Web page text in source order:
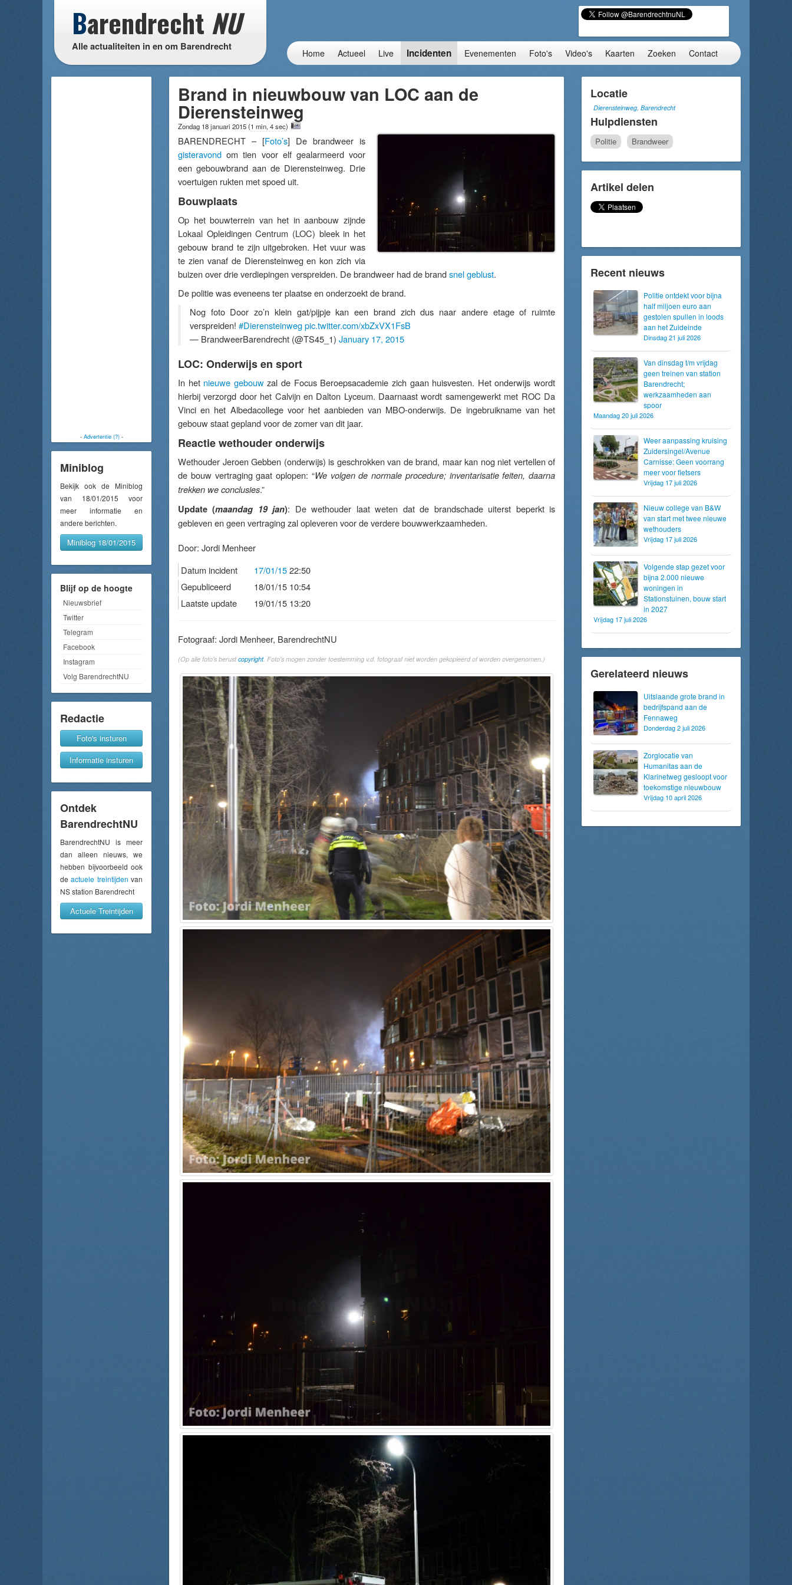
Barendrecht NU
Alle actualiteiten in en om Barendrecht
Home Actueel Live Incidenten Evenementen Foto's Video's Kaarten Zoeken Contact
- Advertentie (?)-
Miniblog
Bekijk ook de Miniblog
van 18/01/2015 voor
meer informatie en
andere berichten.
Miniblog 18/01/2015
Blijf op de hoogte
Nieuwsbrief
Twitter
Telegram
Facebook
Instagram
Volg BarendrechtNU
Redactie
Foto's insturen
Informatie insturen
Ontdek
BarendrechtNU
BarendrechtNU is meer
dan alleen nieuws, we
hebben bijvoorbeeld ook
deactuele treintijden van
NS station Barendrecht
Actuele Treintijden
Brand in nieuwbouw van LOC aan de
Dierensteinweg
Zondag 18 januari 2015(1 min, 4 sec)
BARENDRECHT – [Foto’s] De brandweer is
gisteravond om tien voor elf gealarmeerd voor
een gebouwbrand aan de Dierensteinweg. Drie
voertuigen rukten met spoed uit.
Bouwplaats
Op het bouwterrein van het in aanbouw zijnde
Lokaal Opleidingen Centrum (LOC) bleek in het
gebouw brand te zijn uitgebroken. Het vuur was
te zien vanaf de Dierensteinweg en kon zich via
buizen over drie verdiepingen verspreiden. De brandweer had de brandsnel geblust.
De politie was eveneens ter plaatse en onderzoekt de brand.
Nog foto Door zo’n klein gat/pijpje kan een brand zich dus naar andere etage of ruimte
verspreiden! #Dierensteinwegpic.twitter.com/xbZxVX1FsB
— BrandweerBarendrecht (@TS45_1) January 17, 2015
LOC: Onderwijs en sport
In het nieuwe gebouwzal de Focus Beroepsacademie zich gaan huisvesten. Het onderwijs wordt
hierbij verzorgd door het Calvijn en Dalton Lyceum. Daarnaast wordt samengewerkt met ROC Da
Vinci en het Albedacollege voor het aanbieden van MBO-onderwijs. De ingebruikname van het
gebouw staat gepland voor de zomer van dit jaar.
Reactie wethouder onderwijs
Wethouder Jeroen Gebben (onderwijs) is geschrokken van de brand, maar kan nog niet vertellen of
de bouw vertraging gaat oplopen: “We volgen de normale procedure; inventarisatie feiten, daarna
trekken we conclusies.”
Update (maandag 19 jan): De wethouder laat weten dat de brandschade uiterst beperkt is
gebleven en geen vertraging zal opleveren voor de verdere bouwwerkzaamheden.
Door: Jordi Menheer
Datum incident
17/01/1522:50
Gepubliceerd
18/01/15 10:54
Laatste update
19/01/15 13:20
Fotograaf: Jordi Menheer, BarendrechtNU
(Op alle foto's berustcopyright. Foto's mogen zonder toestemming v.d. fotograaf niet worden gekopieerd of worden overgenomen.)
Locatie
Dierensteinweg, Barendrecht
Hulpdiensten
Politie Brandweer
Artikel delen
Recent nieuws
Politie ontdekt voor bijna
half miljoen euro aan
gestolen spullen in loods
aan het Zuideinde
Dinsdag 21 juli 2026
Van dinsdag t/m vrijdag
geen treinen van station
Barendrecht;
werkzaamheden aan
spoor
Maandag 20 juli 2026
Weer aanpassing kruising
Zuidersingel/Avenue
Carnisse: Geen voorrang
meer voor fietsers
Vrijdag 17 juli 2026
Nieuw college van B&W
van start met twee nieuwe
wethouders
Vrijdag 17 juli 2026
Volgende stap gezet voor
bijna 2.000 nieuwe
woningen in
Stationstuinen, bouw start
in 2027
Vrijdag 17 juli 2026
Gerelateerd nieuws
Uitslaande grote brand in
bedrijfspand aan de
Fennaweg
Donderdag 2 juli 2026
Zorglocatie van
Humanitas aan de
Klarinetweg gesloopt voor
toekomstige nieuwbouw
Vrijdag 10 april 2026